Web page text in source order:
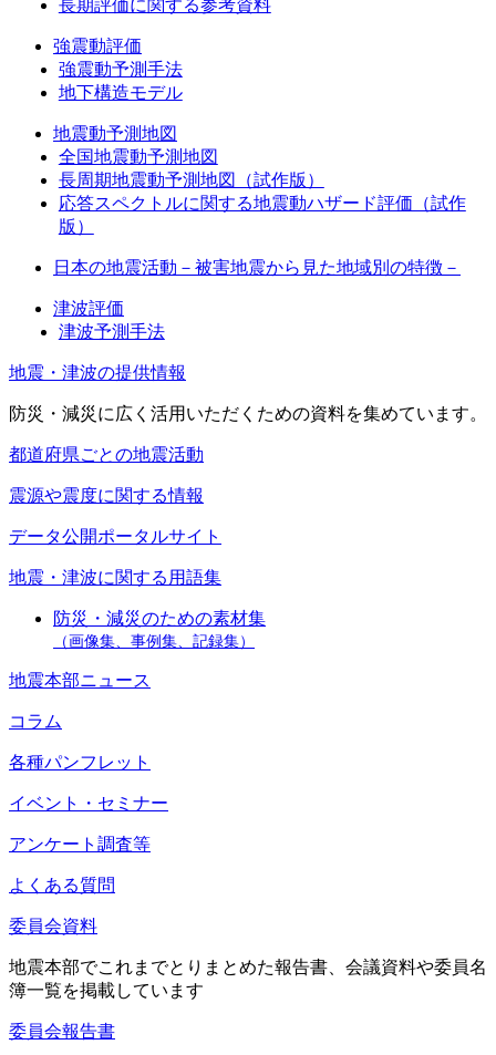
長期評価に関する参考資料
強震動評価
強震動予測手法
地下構造モデル
地震動予測地図
全国地震動予測地図
長周期地震動予測地図（試作版）
応答スペクトルに関する地震動ハザード評価（試作
版）
日本の地震活動－被害地震から見た地域別の特徴－
津波評価
津波予測手法
地震・津波の提供情報
防災・減災に広く活用いただくための資料を集めています。
都道府県ごとの地震活動
震源や震度に関する情報
データ公開ポータルサイト
地震・津波に関する用語集
防災・減災のための素材集
（画像集、事例集、記録集）
地震本部ニュース
コラム
各種パンフレット
イベント・セミナー
アンケート調査等
よくある質問
委員会資料
地震本部でこれまでとりまとめた報告書、会議資料や委員名
簿一覧を掲載しています
委員会報告書